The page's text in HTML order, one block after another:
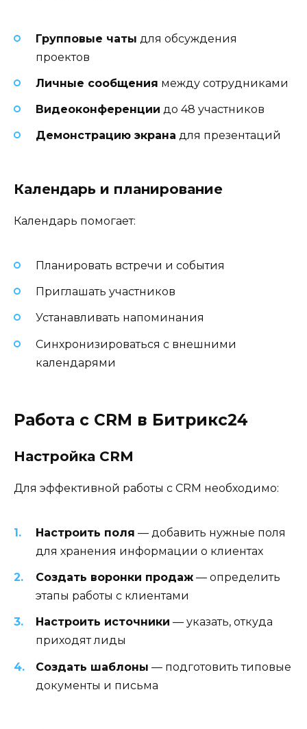
Групповые чаты для обсуждения
проектов
Личные сообщения между сотрудниками
Видеоконференции до 48 участников
Демонстрацию экрана для презентаций
Календарь и планирование
Календарь помогает:
Планировать встречи и события
Приглашать участников
Устанавливать напоминания
Синхронизироваться с внешними
календарями
Работа с CRM в Битрикс24
Настройка CRM
Для эффективной работы с CRM необходимо:
Настроить поля — добавить нужные поля
для хранения информации о клиентах
Создать воронки продаж — определить
этапы работы с клиентами
Настроить источники — указать, откуда
приходят лиды
Создать шаблоны — подготовить типовые
документы и письма